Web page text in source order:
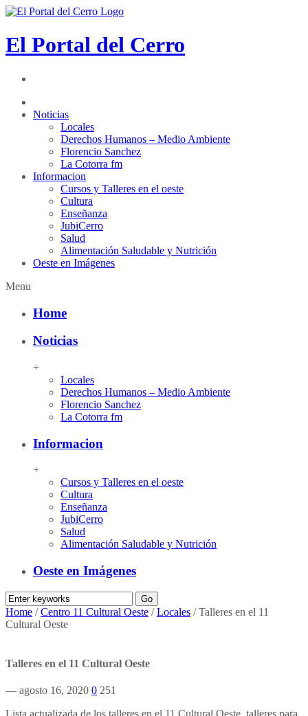
El Portal del Cerro
Noticias
Locales
Derechos Humanos – Medio Ambiente
Florencio Sanchez
La Cotorra fm
Informacion
Cursos y Talleres en el oeste
Cultura
Enseñanza
JubiCerro
Salud
Alimentación Saludable y Nutrición
Oeste en Imágenes
Menu
Home
Noticias
+
Locales
Derechos Humanos – Medio Ambiente
Florencio Sanchez
La Cotorra fm
Informacion
+
Cursos y Talleres en el oeste
Cultura
Enseñanza
JubiCerro
Salud
Alimentación Saludable y Nutrición
Oeste en Imágenes
Home /Centro 11 Cultural Oeste /Locales /Talleres en el 11
Cultural Oeste
Talleres en el 11 Cultural Oeste
— agosto 16, 2020 0 251